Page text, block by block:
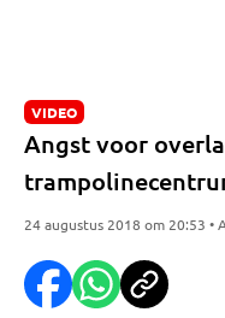
VIDEO
Angst voor
24 augustus 2018 om 20:53 •